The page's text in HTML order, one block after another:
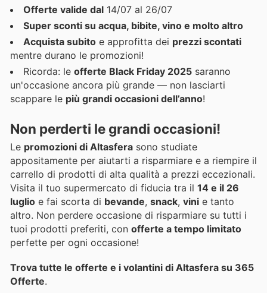
Offerte valide dal 14/07 al 26/07
Super sconti su acqua, bibite, vino e molto altro
Acquista subito e approfitta dei prezzi scontati
mentre durano le promozioni!
Ricorda: le offerte Black Friday 2025 saranno
un'occasione ancora più grande — non lasciarti
scappare le più grandi occasioni dell’anno!
Non perderti le grandi occasioni!
Le promozioni di Altasfera sono studiate
appositamente per aiutarti a risparmiare e a riempire il
carrello di prodotti di alta qualità a prezzi eccezionali.
Visita il tuo supermercato di fiducia tra il 14 e il 26
luglio e fai scorta di bevande, snack, vini e tanto
altro. Non perdere occasione di risparmiare su tutti i
tuoi prodotti preferiti, con offerte a tempo limitato
perfette per ogni occasione!
Trova tutte le offerte e i volantini di Altasfera su 365
Offerte.